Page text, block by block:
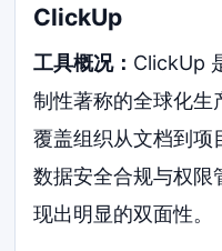
ClickUp
工具概况： ClickUp
制性著称的全球化生
覆盖组织从文档到项
数据安全合规与权限
现出明显的双面性。